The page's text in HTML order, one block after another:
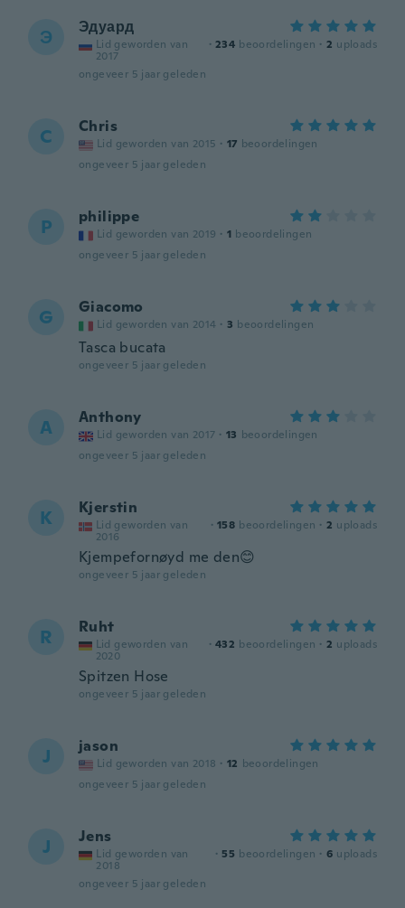
Э Эдуард
Lid geworden van
2017
· 234 beoordelingen · 2 uploads
ongeveer 5 jaar geleden
C Chris
Lid geworden van 2015 · 17 beoordelingen
ongeveer 5 jaar geleden
P philippe
Lid geworden van 2019 · 1 beoordelingen
ongeveer 5 jaar geleden
G Giacomo
Lid geworden van 2014 · 3 beoordelingen
Tasca bucata
ongeveer 5 jaar geleden
A Anthony
Lid geworden van 2017 · 13 beoordelingen
ongeveer 5 jaar geleden
K Kjerstin
Lid geworden van
2016
· 158 beoordelingen · 2 uploads
Kjempefornøyd me den😊
ongeveer 5 jaar geleden
R Ruht
Lid geworden van
2020
· 432 beoordelingen · 2 uploads
Spitzen Hose
ongeveer 5 jaar geleden
J jason
Lid geworden van 2018 · 12 beoordelingen
ongeveer 5 jaar geleden
J Jens
Lid geworden van
2018
· 55 beoordelingen · 6 uploads
ongeveer 5 jaar geleden